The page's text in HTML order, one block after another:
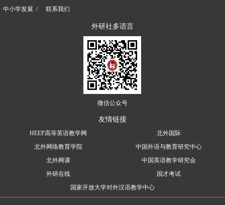
中小学发展
联系我们
外研社多语言
微信公众号
友情链接
HEEP高等英语教学网
北外国际
北外网络教育学院
中国外语与教育研究中心
北外网课
中国英语教学研究会
外研在线
国才考试
国家开放大学对外汉语教学中心